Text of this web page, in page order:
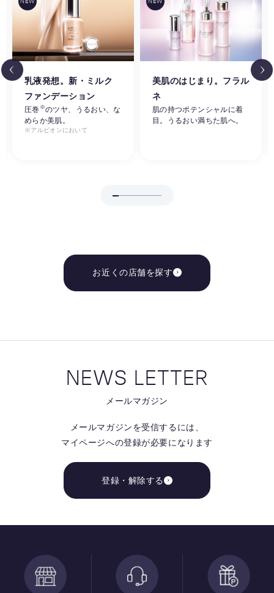
乳液発想。新・ミルク
ファンデーション
圧巻 ※のツヤ、うるおい、な
めらか美肌。
※アルビオンにおいて
美肌のはじまり。フラル
ネ
肌の持つポテンシャルに着
目。うるおい満ちた肌へ。
お近くの店舗を探す
NEWS LETTER
メールマガジン
メールマガジンを受信するには、
マイページへの登録が必要になります
登録・解除する